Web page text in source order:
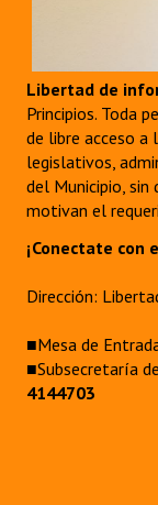
Libertad de
Principios. Toda
de libre acceso
legislativos,
del Municipio, sin
motivan el
¡Conectate con
Dirección:
■Mesa de
■Subsecretaría
4144703